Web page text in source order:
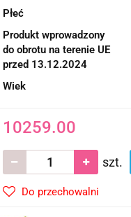
Płeć
Produkt wprowadzony
do obrotu na terenie UE
przed 13.12.2024
Wiek
10259.00
szt.
Do przechowalni